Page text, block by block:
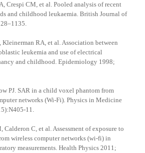
Crespi CM, et al. Pooled analysis of recent
and childhood leukaemia. British Journal of
RA, et al. Association between
leukemia and use of electrical
and childhood. Epidemiology 1998;
PJ. SAR in a child voxel phantom from
networks (Wi-Fi). Physics in Medicine
11.
Calderon C, et al. Assessment of exposure to
wireless computer networks (wi-fi) in
measurements. Health Physics 2011;